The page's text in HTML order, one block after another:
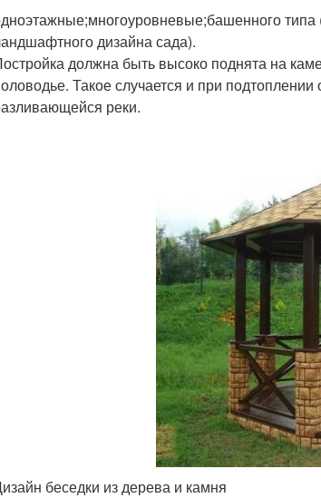
дизайна сада).
должна быть высоко поднята на
Такое случается и при
реки.
беседки из дерева и камня